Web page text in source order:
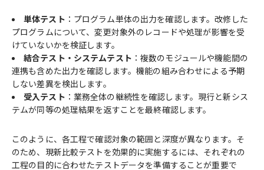
単体テスト ：プログラム単体の出力を確認します。改修した
プログラムについて、変更対象外のレコードや処理が影響を受
けていないかを検証します。
結合テスト・システムテスト ：複数のモジュールや機能間の
連携も含めた出力を確認します。機能の組み合わせによる予期
しない差異を検出します。
受入テスト ：業務全体の継続性を確認します。現行と新シス
テムが同等の処理結果を返すことを最終確認します。
このように、各工程で確認対象の範囲と深度が異なります。そ
のため、現新比較テストを効果的に実施するには、それぞれの
工程の目的に合わせたテストデータを準備することが重要で